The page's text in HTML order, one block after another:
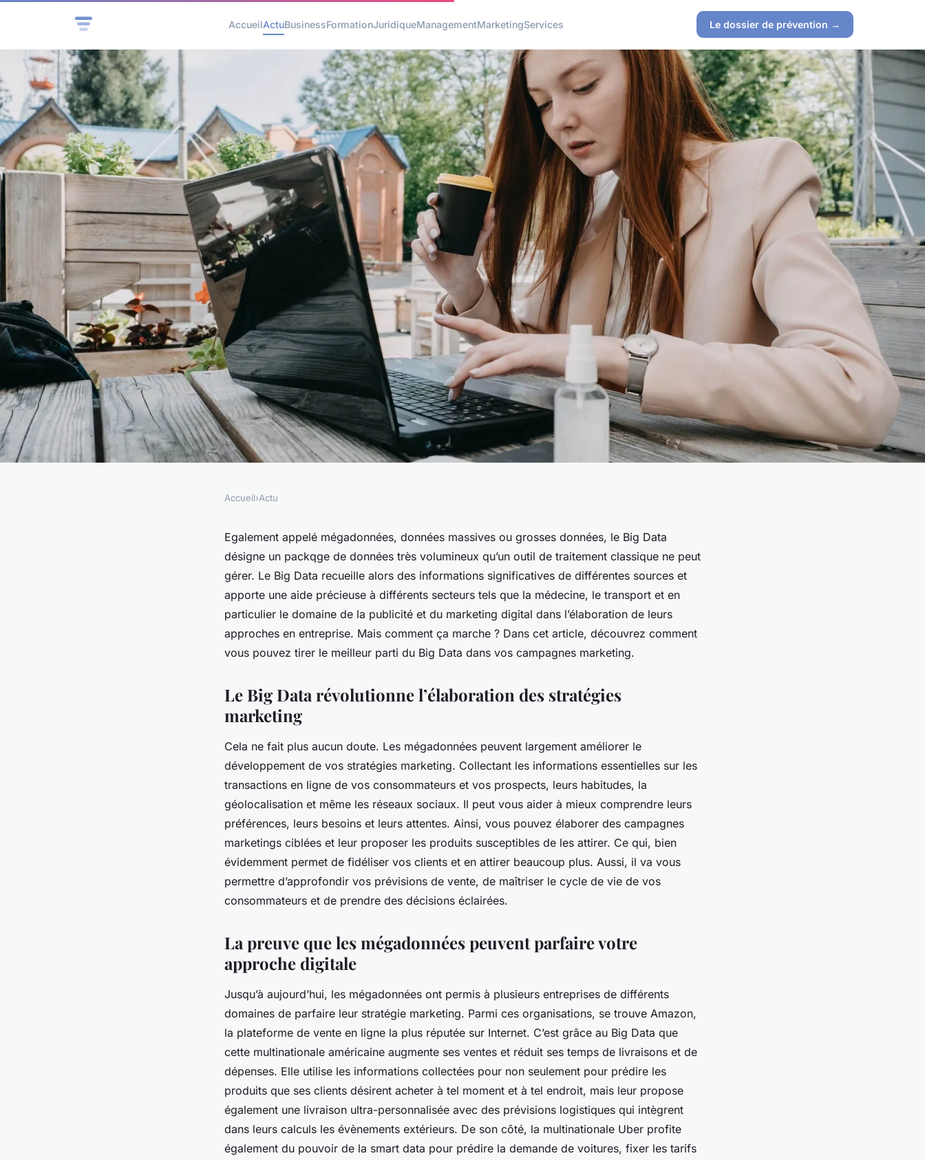
AccueilActuBusinessFormationJuridiqueManagementMarketingServices Le dossier de prévention →
Attirez encore plus de clients grâce à la
puissance du Big Data : découvrez
Accueil›Actu
Egalement appelé mégadonnées, données massives ou grosses données, le Big Data
désigne un packqge de données très volumineux qu’un outil de traitement classique ne peut
gérer. Le Big Data recueille alors des informations significatives de différentes sources et
apporte une aide précieuse à différents secteurs tels que la médecine, le transport et en
particulier le domaine de la publicité et du marketing digital dans l’élaboration de leurs
approches en entreprise. Mais comment ça marche ? Dans cet article, découvrez comment
vous pouvez tirer le meilleur parti du Big Data dans vos campagnes marketing.
Le Big Data révolutionne l’élaboration des stratégies
marketing
Cela ne fait plus aucun doute. Les mégadonnées peuvent largement améliorer le
développement de vos stratégies marketing. Collectant les informations essentielles sur les
transactions en ligne de vos consommateurs et vos prospects, leurs habitudes, la
géolocalisation et même les réseaux sociaux. Il peut vous aider à mieux comprendre leurs
préférences, leurs besoins et leurs attentes. Ainsi, vous pouvez élaborer des campagnes
marketings ciblées et leur proposer les produits susceptibles de les attirer. Ce qui, bien
évidemment permet de fidéliser vos clients et en attirer beaucoup plus. Aussi, il va vous
permettre d’approfondir vos prévisions de vente, de maîtriser le cycle de vie de vos
consommateurs et de prendre des décisions éclairées.
La preuve que les mégadonnées peuvent parfaire votre
approche digitale
Jusqu’à aujourd’hui, les mégadonnées ont permis à plusieurs entreprises de différents
domaines de parfaire leur stratégie marketing. Parmi ces organisations, se trouve Amazon,
la plateforme de vente en ligne la plus réputée sur Internet. C’est grâce au Big Data que
cette multinationale américaine augmente ses ventes et réduit ses temps de livraisons et de
dépenses. Elle utilise les informations collectées pour non seulement pour prédire les
produits que ses clients désirent acheter à tel moment et à tel endroit, mais leur propose
également une livraison ultra-personnalisée avec des prévisions logistiques qui intègrent
dans leurs calculs les évènements extérieurs. De son côté, la multinationale Uber profite
également du pouvoir de la smart data pour prédire la demande de voitures, fixer les tarifs